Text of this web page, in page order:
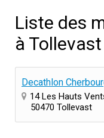
Liste des
à
Decathlon
14 Les Hauts
50470 Tollevast